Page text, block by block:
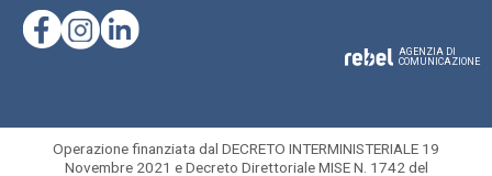
AGENZIA DI
COMUNICAZIONE
Operazione finanziata dal DECRETO INTERMINISTERIALE 19
Novembre 2021 e Decreto Direttoriale MISE N. 1742 del